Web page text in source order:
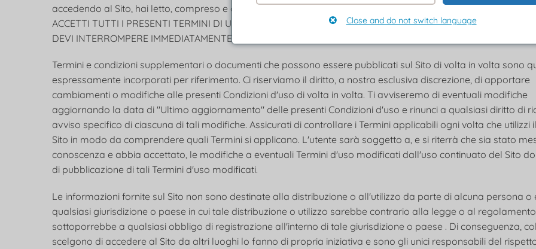
accedendo al Sito, hai letto, compreso e accettato di essere vincolato da tutte le presenti Condizioni d'uso. SE
ACCETTI TUTTI I PRESENTI TERMINI DI UTILIZZO, ALLORA TI SARÀ ESPRESSAMENTE VIETATO UTILIZZARE IL
DEVI INTERROMPERE IMMEDIATAMENTE L'UTILIZZO.
Termini e condizioni supplementari o documenti che possono essere pubblicati sul Sito di volta in volta sono
espressamente incorporati per riferimento. Ci riserviamo il diritto, a nostra esclusiva discrezione, di apportare
cambiamenti o modifiche alle presenti Condizioni d'uso di volta in volta. Ti avviseremo di eventuali modifiche
aggiornando la data di "Ultimo aggiornamento" delle presenti Condizioni d'uso e rinunci a qualsiasi diritto di
avviso specifico di ciascuna di tali modifiche. Assicurati di controllare i Termini applicabili ogni volta che utilizzi
Sito in modo da comprendere quali Termini si applicano. L'utente sarà soggetto a, e si riterrà che sia stato
conoscenza e abbia accettato, le modifiche a eventuali Termini d'uso modificati dall'uso continuato del Sito
di pubblicazione di tali Termini d'uso modificati.
Le informazioni fornite sul Sito non sono destinate alla distribuzione o all'utilizzo da parte di alcuna persona o
qualsiasi giurisdizione o paese in cui tale distribuzione o utilizzo sarebbe contrario alla legge o al
sottoporrebbe a qualsiasi obbligo di registrazione all'interno di tale giurisdizione o paese . Di conseguenza,
scelgono di accedere al Sito da altri luoghi lo fanno di propria iniziativa e sono gli unici responsabili del
Close and do not switch language